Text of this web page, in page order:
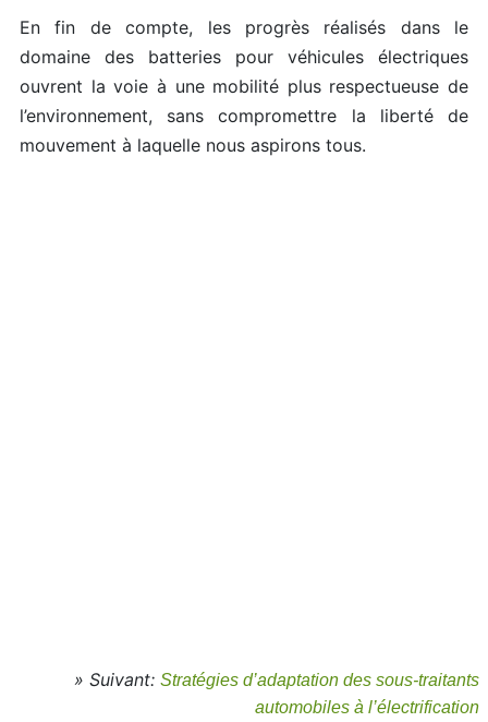
En fin de compte, les progrès réalisés dans le
domaine des batteries pour véhicules électriques
ouvrent la voie à une mobilité plus respectueuse de
l’environnement, sans compromettre la liberté de
mouvement à laquelle nous aspirons tous.
» Suivant: Stratégies d’adaptation des sous-traitants
automobiles à l’électrification